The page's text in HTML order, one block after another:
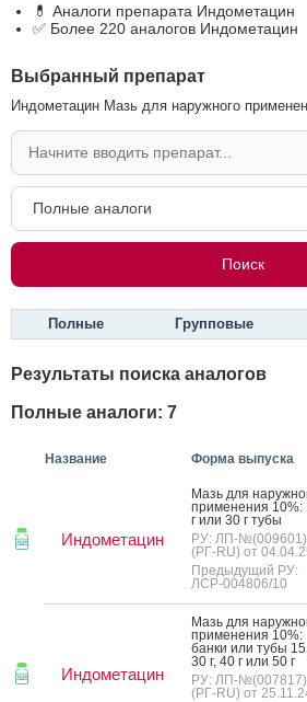
💊 Аналоги препарата Индометацин
✅ Более 220 аналогов Индометацин
Выбранный препарат
Индометацин Мазь для наружного
Полные Групповые
Результаты поиска аналогов
Полные аналоги: 7
Название Форма выпуска
Индометацин
Мазь для
при­мене­ния 10%:
г или 30 г ту­бы
РУ: ЛП-
(РГ-RU) от
Предыдущий РУ:
ЛСР-004806/10
Индометацин
Мазь для
при­мене­ния 10%:
бан­ки или ту­бы 15
30 г, 40 г или 50 г
РУ: ЛП-
(РГ-RU) от